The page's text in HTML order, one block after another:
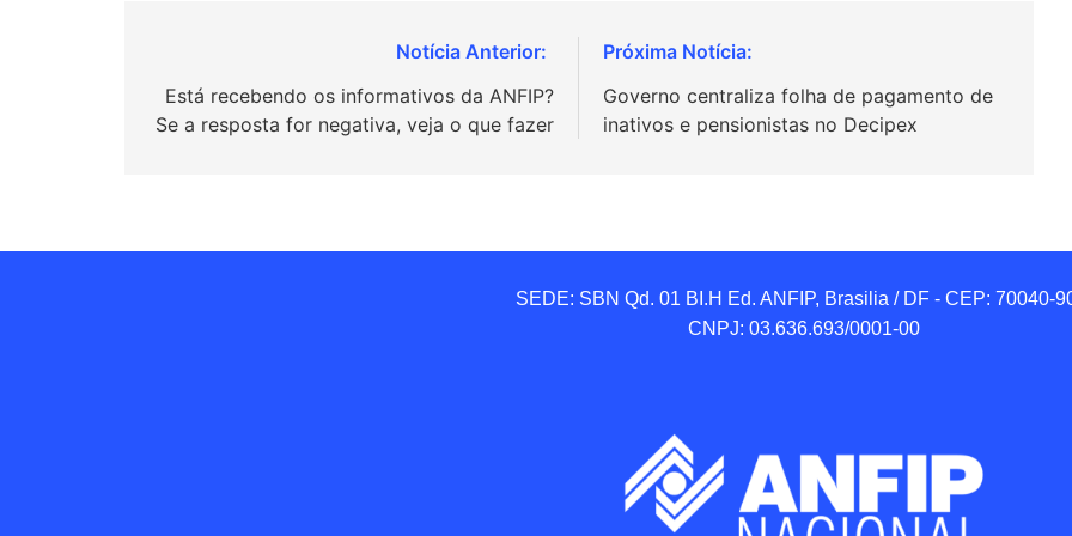
de
Post
Está recebendo os informativos da ANFIP?
Se a resposta for negativa, veja o que fazer
Governo centraliza folha de pagamento de
inativos e pensionistas no Decipex
SEDE: SBN Qd. 01 BI.H Ed. ANFIP, Brasilia / DF - CEP: 70040-
CNPJ: 03.636.693/0001-00